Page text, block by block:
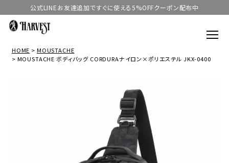
公式LINEお友達追加ですぐに使える5%OFFクーポン配布中
HOME
MOUSTACHE
MOUSTACHE ボディバッグ CORDURAナイロン×ポリエステル JKX-0400